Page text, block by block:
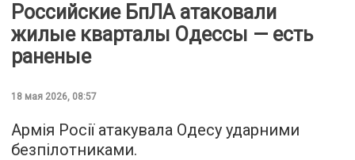
Российские БпЛА атаковали
жилые кварталы Одессы — есть
раненые
18 мая 2026, 08:57
Армія Росії атакувала Одесу ударними
безпілотниками.